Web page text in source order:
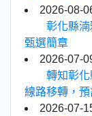
2026-08-
彰化縣
甄選簡章
2026-07-
轉知彰
線路移轉，預
2026-07-